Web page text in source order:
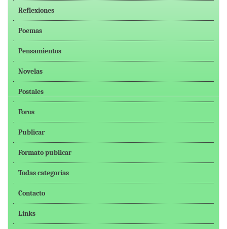
Reflexiones
Poemas
Pensamientos
Novelas
Postales
Foros
Publicar
Formato publicar
Todas categorías
Contacto
Links